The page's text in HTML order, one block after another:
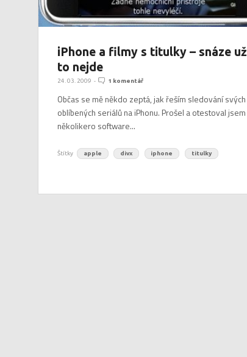
iPhone a filmy s titulky – snáze už
to nejde
24. 03. 2009 - 1 komentář
Občas se mě někdo zeptá, jak řeším sledování svých
oblíbených seriálů na iPhonu. Prošel a otestoval jsem
několikero software...
Štítky apple divx iphone titulky